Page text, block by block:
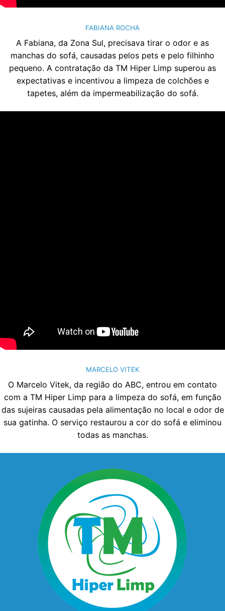
FABIANA ROCHA
A Fabiana, da Zona Sul, precisava tirar o odor e as
manchas do sofá, causadas pelos pets e pelo filhinho
pequeno. A contratação da TM Hiper Limp superou as
expectativas e incentivou a limpeza de colchões e
tapetes, além da impermeabilização do sofá.
MARCELO VITEK
O Marcelo Vitek, da região do ABC, entrou em contato
com a TM Hiper Limp para a limpeza do sofá, em função
das sujeiras causadas pela alimentação no local e odor de
sua gatinha. O serviço restaurou a cor do sofá e eliminou
todas as manchas.